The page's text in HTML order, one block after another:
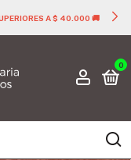
A $ 40.000 🚚
0